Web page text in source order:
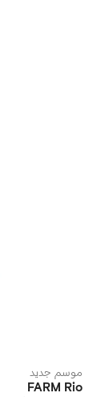
موسم جديد
FARM Rio